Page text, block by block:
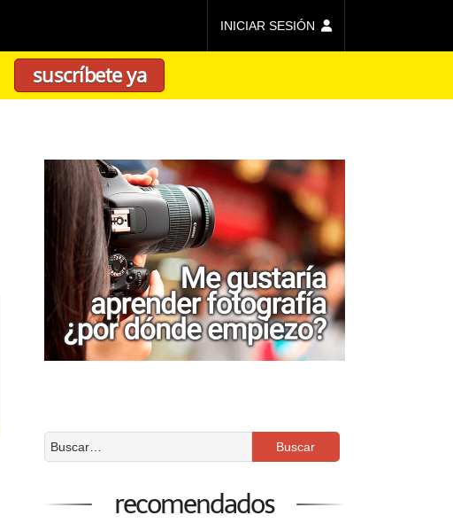
INICIAR SESIÓN
suscríbete ya
recomendados